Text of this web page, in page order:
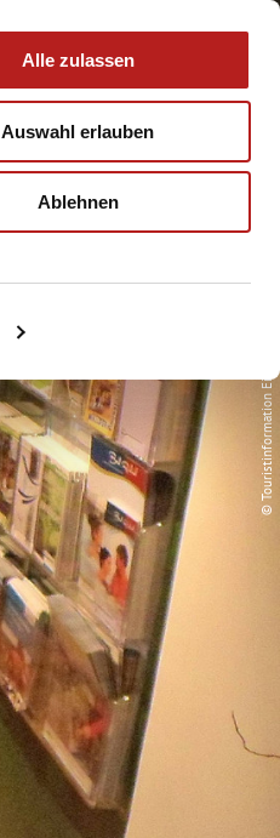
Alle zulassen
Auswahl erlauben
Ablehnen
Buchen
© Touristinformation Eisfeld